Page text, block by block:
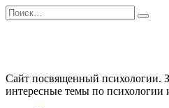
Перейти
к
Search
for:
Сайт посвященный психологии.
интересные темы по психологии